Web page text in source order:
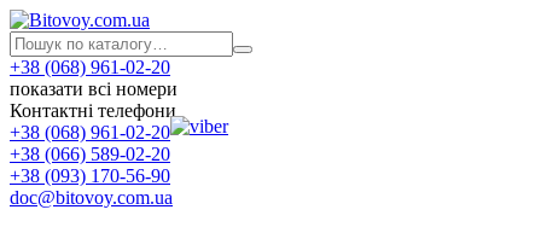
+38 (068) 961-02-20
показати всі номери
Контактні телефони
+38 (068) 961-02-20
+38 (066) 589-02-20
+38 (093) 170-56-90
doc@bitovoy.com.ua